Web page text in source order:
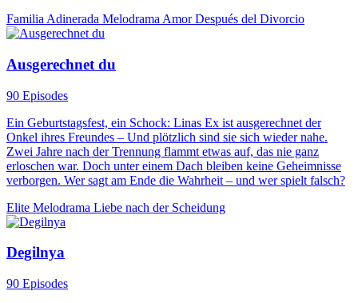
Familia Adinerada Melodrama Amor Después del Divorcio
Ausgerechnet du
90 Episodes
Ein Geburtstagsfest, ein Schock: Linas Ex ist ausgerechnet der
Onkel ihres Freundes – Und plötzlich sind sie sich wieder nahe.
Zwei Jahre nach der Trennung flammt etwas auf, das nie ganz
erloschen war. Doch unter einem Dach bleiben keine Geheimnisse
verborgen. Wer sagt am Ende die Wahrheit – und wer spielt falsch?
Elite Melodrama Liebe nach der Scheidung
Degilnya
90 Episodes